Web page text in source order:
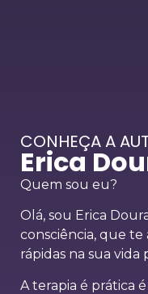
CONHEÇA A
Erica
Quem sou eu?
Olá, sou Erica
consciência, que te
rápidas na sua vida
A terapia é prática